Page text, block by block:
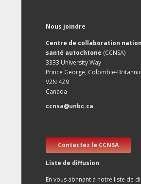
Nous joindre
Centre de collaboration
santé autochtone (CCNSA)
3333 University Way
Prince George, Colombie-
V2N 4Z9
Canada
ccnsa@unbc.ca
Contactez le CCNSA
Liste de diffusion
En vous abnnant à notre liste de